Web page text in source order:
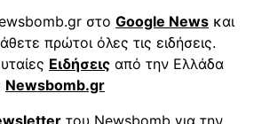
στο Google News και
πρώτοι όλες τις ειδήσεις.
Ειδήσεις από την Ελλάδα
Newsbomb.gr